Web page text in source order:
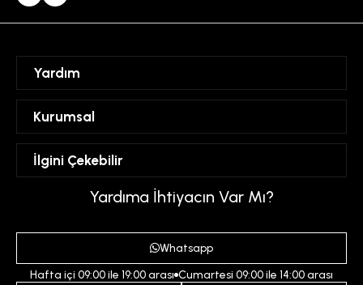
Yardım
Hesabım
Favorilerim
Kurumsal
Mesafeli Satış Sözleşmesi
Üyelik Sözleşmesi
Gizlilik ve Güvenlik Politikası
Ödeme ve Teslimat Koşulları
İptal ve İade Koşulları
İlgini Çekebilir
İndirim
Yardıma İhtiyacın Var Mı?
Whatsapp
Hafta içi 09:00 ile 19:00 arası Cumartesi 09:00 ile 14:00 arası